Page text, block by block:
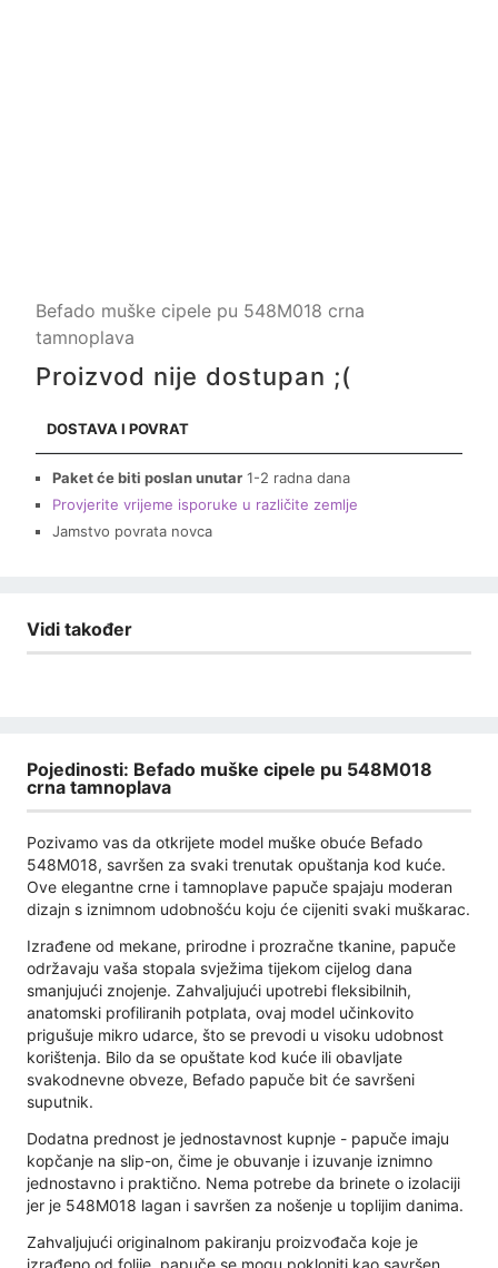
Befado muške cipele pu 548M018 crna
tamnoplava
Proizvod nije dostupan ;(
DOSTAVA I POVRAT
Paket će biti poslan unutar 1-2 radna dana
Provjerite vrijeme isporuke u različite zemlje
Jamstvo povrata novca
Vidi također
Pojedinosti: Befado muške cipele pu 548M018
crna tamnoplava
Pozivamo vas da otkrijete model muške obuće Befado
548M018, savršen za svaki trenutak opuštanja kod kuće.
Ove elegantne crne i tamnoplave papuče spajaju moderan
dizajn s iznimnom udobnošću koju će cijeniti svaki muškarac.
Izrađene od mekane, prirodne i prozračne tkanine, papuče
održavaju vaša stopala svježima tijekom cijelog dana
smanjujući znojenje. Zahvaljujući upotrebi fleksibilnih,
anatomski profiliranih potplata, ovaj model učinkovito
prigušuje mikro udarce, što se prevodi u visoku udobnost
korištenja. Bilo da se opuštate kod kuće ili obavljate
svakodnevne obveze, Befado papuče bit će savršeni
suputnik.
Dodatna prednost je jednostavnost kupnje - papuče imaju
kopčanje na slip-on, čime je obuvanje i izuvanje iznimno
jednostavno i praktično. Nema potrebe da brinete o izolaciji
jer je 548M018 lagan i savršen za nošenje u toplijim danima.
Zahvaljujući originalnom pakiranju proizvođača koje je
izrađeno od folije, papuče se mogu pokloniti kao savršen